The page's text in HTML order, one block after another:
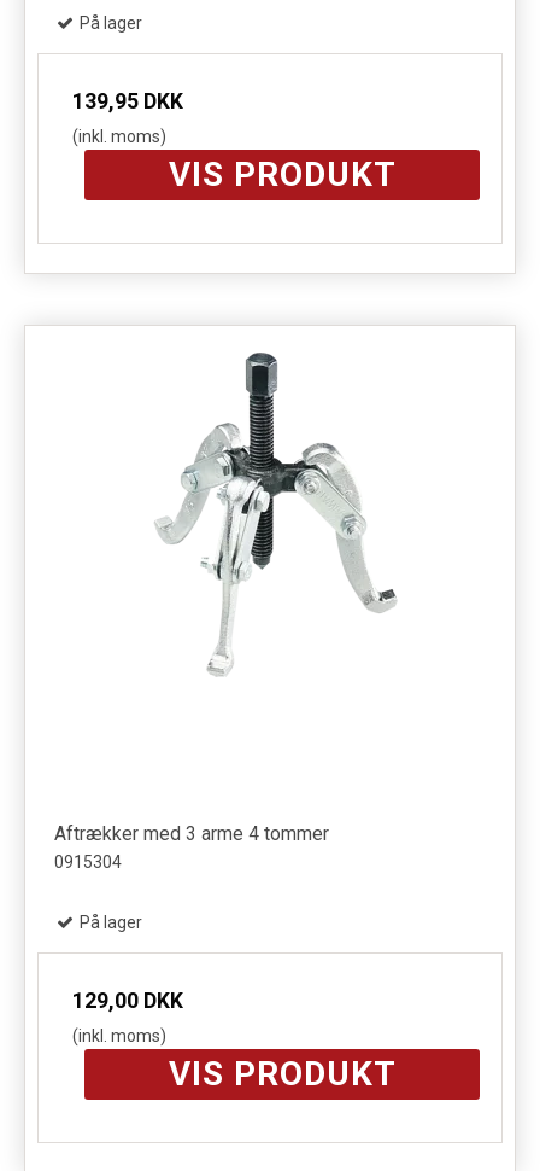
På lager
139,95 DKK
(inkl. moms)
VIS PRODUKT
Aftrækker med 3 arme 4 tommer
0915304
På lager
129,00 DKK
(inkl. moms)
VIS PRODUKT